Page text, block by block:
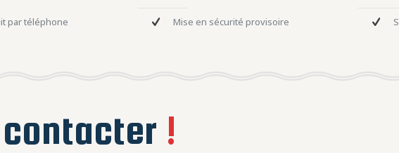
par téléphone Mise en sécurité provisoire
contacter !